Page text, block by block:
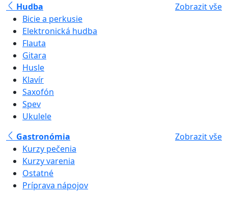
Hudba
Zobrazit vše
Bicie a perkusie
Elektronická hudba
Flauta
Gitara
Husle
Klavír
Saxofón
Spev
Ukulele
Gastronómia
Zobrazit vše
Kurzy pečenia
Kurzy varenia
Ostatné
Príprava nápojov